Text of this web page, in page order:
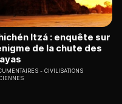
Itzá : enquête sur
de la chute des
CIVILISATIONS